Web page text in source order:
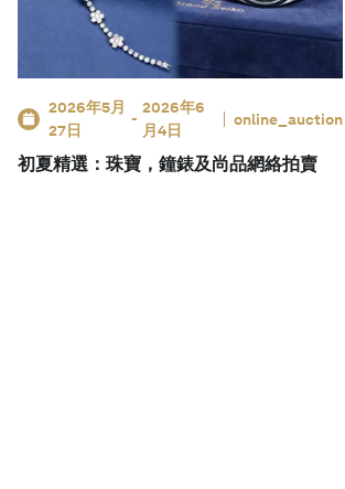
2026年5月
27日
-
2026年6
月4日
online_auction
初夏精選：珠寶，鐘錶及尚品網絡拍賣